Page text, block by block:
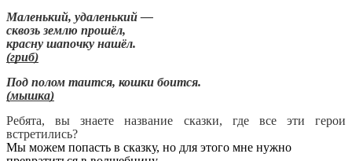
Маленький, удаленький —
сквозь землю прошёл,
красну шапочку нашёл.
(гриб)
Под полом таится, кошки боится.
(мышка)
Ребята, вы знаете название сказки, где все эти герои
встретились?
Мы можем попасть в сказку, но для этого мне нужно